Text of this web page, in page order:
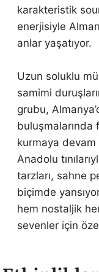
karakteristik
enerjisiyle
anlar yaşatıyor.
Uzun soluklu
samimi
grubu,
buluşmalarında
kurmaya devam
Anadolu
tarzları, sahne
biçimde
hem nostaljik
sevenler için